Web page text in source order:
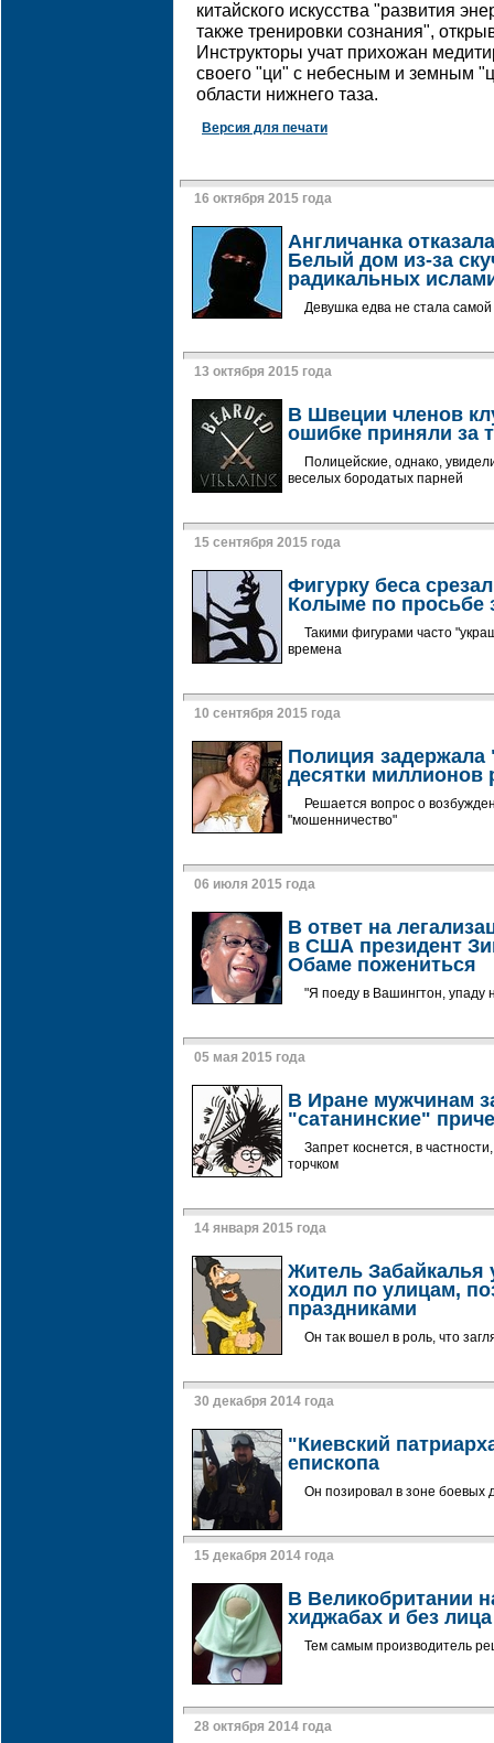
китайского искусства "развития
также тренировки сознания",
Инструкторы учат прихожан
своего "ци" с небесным и земным
области нижнего таза.
Версия для печати
16 октября 2015 года
Англичанка
Белый дом из-за
радикальных
Девушка едва не стала
13 октября 2015 года
В Швеции членов
ошибке приняли за
Полицейские, однако,
веселых бородатых парней
15 сентября 2015 года
Фигурку беса
Колыме по просьбе
Такими фигурами часто
времена
10 сентября 2015 года
Полиция
десятки миллионов
Решается вопрос о
"мошенничество"
06 июля 2015 года
В ответ на
в США президент
Обаме пожениться
"Я поеду в Вашингтон, упаду
05 мая 2015 года
В Иране мужчинам
"сатанинские"
Запрет коснется, в
торчком
14 января 2015 года
Житель Забайкалья
ходил по улицам,
праздниками
Он так вошел в роль, что
30 декабря 2014 года
"Киевский
епископа
Он позировал в зоне боевых
15 декабря 2014 года
В Великобритании
хиджабах и без лица
Тем самым производитель
28 октября 2014 года